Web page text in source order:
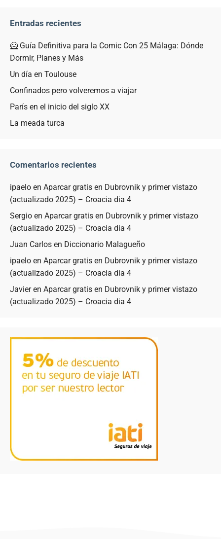
Entradas recientes
🦸 Guía Definitiva para la Comic Con 25 Málaga: Dónde
Dormir, Planes y Más
Un día en Toulouse
Confinados pero volveremos a viajar
París en el inicio del siglo XX
La meada turca
Comentarios recientes
ipaelo en Aparcar gratis en Dubrovnik y primer vistazo
(actualizado 2025) – Croacia dia 4
Sergio en Aparcar gratis en Dubrovnik y primer vistazo
(actualizado 2025) – Croacia dia 4
Juan Carlos en Diccionario Malagueño
ipaelo en Aparcar gratis en Dubrovnik y primer vistazo
(actualizado 2025) – Croacia dia 4
Javieren Aparcar gratis en Dubrovnik y primer vistazo
(actualizado 2025) – Croacia dia 4